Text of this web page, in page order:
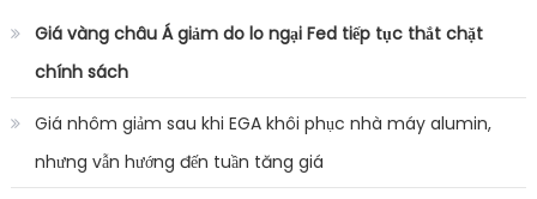
Giá vàng châu Á giảm do lo ngại Fed tiếp tục thắt chặt
chính sách
Giá nhôm giảm sau khi EGA khôi phục nhà máy alumin,
nhưng vẫn hướng đến tuần tăng giá